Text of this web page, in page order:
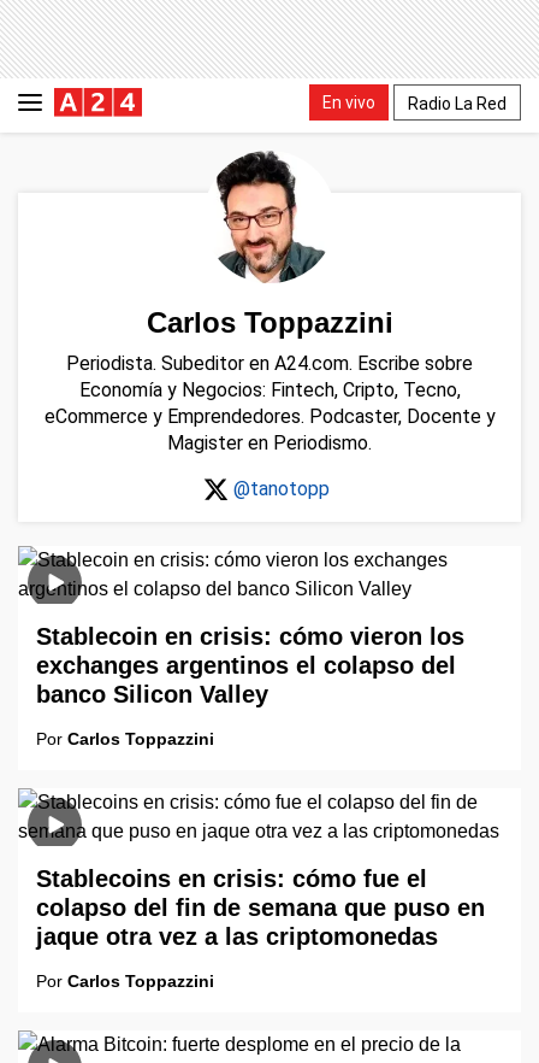
En vivo Radio La Red
Carlos Toppazzini
Periodista. Subeditor en A24.com. Escribe sobre
Economía y Negocios: Fintech, Cripto, Tecno,
eCommerce y Emprendedores. Podcaster, Docente y
Magister en Periodismo.
@tanotopp
Stablecoin en crisis: cómo vieron los
exchanges argentinos el colapso del
banco Silicon Valley
Por Carlos Toppazzini
Stablecoins en crisis: cómo fue el
colapso del fin de semana que puso en
jaque otra vez a las criptomonedas
Por Carlos Toppazzini